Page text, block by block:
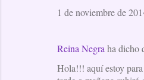
1 de noviembre de
Reina Negra ha dicho
Hola!!! aquí estoy